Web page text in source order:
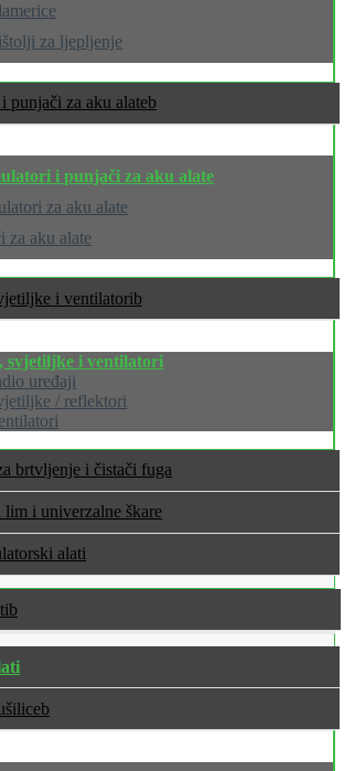
za ljepljenje
punjači za aku alate
i punjači za aku alate
za aku alate
za aku alate
i ventilatori
svjetiljke i ventilatori
uređaji
/ reflektori
brtvljenje i čistači fuga
lim i univerzalne škare
alati